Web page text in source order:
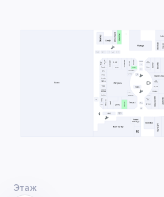
Развлечения и кино
Услуги и сервис
Свободная площадь
Этаж